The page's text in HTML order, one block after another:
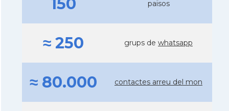
països
≈ 250 grups de whatsapp
≈ 80.000 contactes arreu del mon